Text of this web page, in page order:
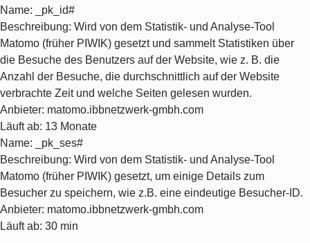
Name: _pk_id#
Beschreibung: Wird von dem Statistik- und Analyse-Tool
Matomo (früher PIWIK) gesetzt und sammelt Statistiken über
die Besuche des Benutzers auf der Website, wie z. B. die
Anzahl der Besuche, die durchschnittlich auf der Website
verbrachte Zeit und welche Seiten gelesen wurden.
Anbieter: matomo.ibbnetzwerk-gmbh.com
Läuft ab: 13 Monate
Name: _pk_ses#
Beschreibung: Wird von dem Statistik- und Analyse-Tool
Matomo (früher PIWIK) gesetzt, um einige Details zum
Besucher zu speichern, wie z.B. eine eindeutige Besucher-ID.
Anbieter: matomo.ibbnetzwerk-gmbh.com
Läuft ab: 30 min